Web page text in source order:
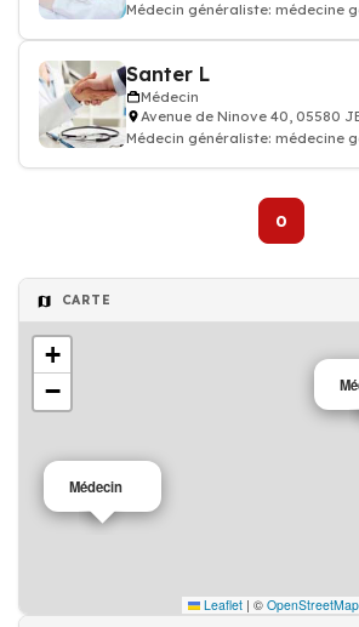
Médecin généraliste: médecine
Santer L
Médecin
Avenue de Ninove 40, 05580
Médecin généraliste: médecine
0
CARTE
Médecin
+
−
Leaflet | © OpenStreetMap